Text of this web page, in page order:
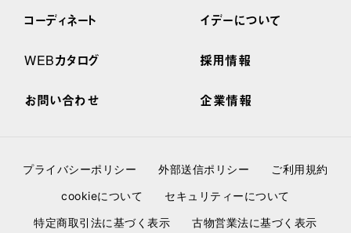
コーディネート
WEBカタログ
お問い合わせ
イデーについて
採用情報
企業情報
プライバシーポリシー 外部送信ポリシー
ご利用規約
cookieについて
セキュリティーについて
特定商取引法に基づく表示
古物営業法に基づく表示